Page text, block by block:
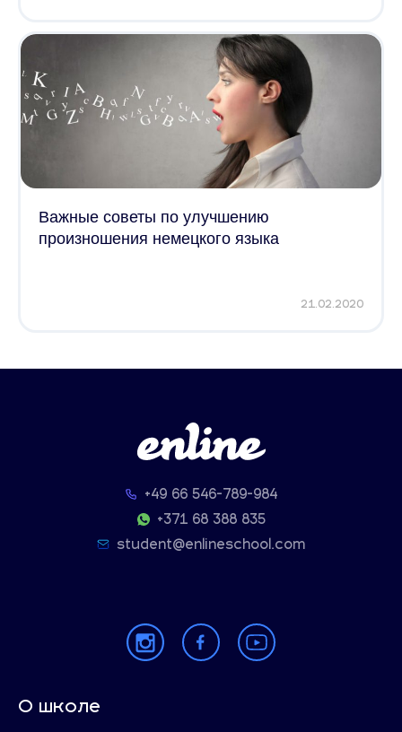
Важные советы по улучшению
произношения немецкого языка
21.02.2020
+49 66 546-789-984
+371 68 388 835
student@enlineschool.com
О школе